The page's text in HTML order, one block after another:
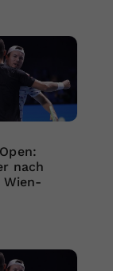
nach
Wien-